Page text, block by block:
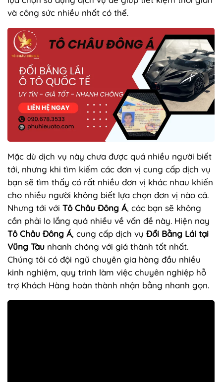
và công sức nhiều nhất có thể.
Mặc dù dịch vụ này chưa được quá nhiều người biết
tới, nhưng khi tìm kiếm các đơn vị cung cấp dịch vụ
bạn sẽ tìm thấy có rất nhiều đơn vị khác nhau khiến
cho nhiều người không biết lựa chọn đơn vị nào cả.
Nhưng tới với Tô Châu Đông Á, các bạn sẽ không
cần phải lo lắng quá nhiều về vấn đề này. Hiện nay
Tô Châu Đông Á, cung cấp dịch vụ Đổi Bằng Lái tại
Vũng Tàu nhanh chóng với giá thành tốt nhất.
Chúng tôi có đội ngũ chuyên gia hàng đầu nhiều
kinh nghiệm, quy trình làm việc chuyên nghiệp hỗ
trợ Khách Hàng hoàn thành nhận bằng nhanh gọn.